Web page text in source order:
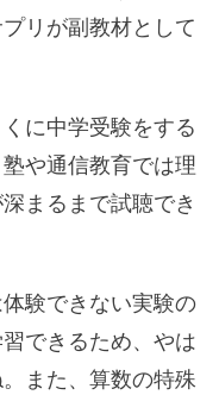
リが副教材として
に中学受験をする
や通信教育では理
まるまで試聴でき
験できない実験の
できるため、やは
また、算数の特殊